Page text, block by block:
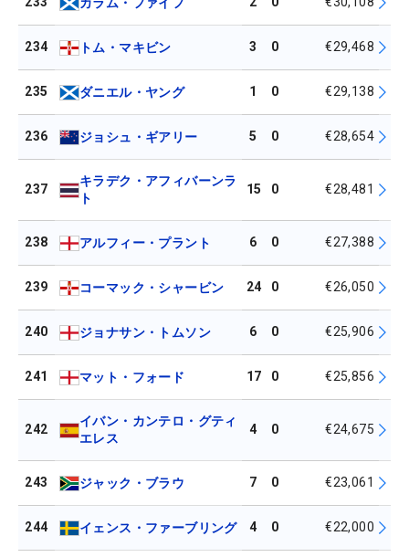
234 トム・マキビン 3 0 €29,468
235 ダニエル・ヤング 1 0 €29,138
236 ジョシュ・ギアリー 5 0 €28,654
237
キラデク・アフィバーンラ
ト
15 0 €28,481
238 アルフィー・プラント 6 0 €27,388
239 コーマック・シャービン 24 0 €26,050
240 ジョナサン・トムソン 6 0 €25,906
241 マット・フォード 17 0 €25,856
242
イバン・カンテロ・グティ
エレス
4 0 €24,675
243 ジャック・ブラウ 7 0 €23,061
244 イェンス・ファーブリング 4 0 €22,000